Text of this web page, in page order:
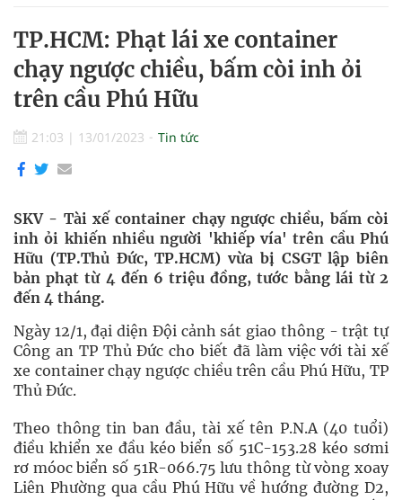
TP.HCM: Phạt lái xe container
chạy ngược chiều, bấm còi inh ỏi
trên cầu Phú Hữu
21:03 | 13/01/2023 Tin tức
SKV - Tài xế container chạy ngược chiều, bấm còi
inh ỏi khiến nhiều người 'khiếp vía' trên cầu Phú
Hữu (TP.Thủ Đức, TP.HCM) vừa bị CSGT lập biên
bản phạt từ 4 đến 6 triệu đồng, tước bằng lái từ 2
đến 4 tháng.
Ngày 12/1, đại diện Đội cảnh sát giao thông - trật tự
Công an TP Thủ Đức cho biết đã làm việc với tài xế
xe container chạy ngược chiều trên cầu Phú Hữu, TP
Thủ Đức.
Theo thông tin ban đầu, tài xế tên P.N.A (40 tuổi)
điều khiển xe đầu kéo biển số 51C-153.28 kéo sơmi
rơ móoc biển số 51R-066.75 lưu thông từ vòng xoay
Liên Phường qua cầu Phú Hữu về hướng đường D2,